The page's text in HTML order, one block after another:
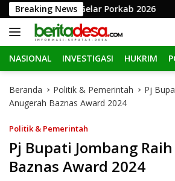
a
g
u
Breaking News
Jombang Gelar Porkab 2026
NASIONAL INVESTIGASI HUKRIM
Beranda Politik & Pemerintah
Pj
Anugerah Baznas Award 2024
Politik & Pemerintah
Pj Bupati Jombang
Baznas Award 2024